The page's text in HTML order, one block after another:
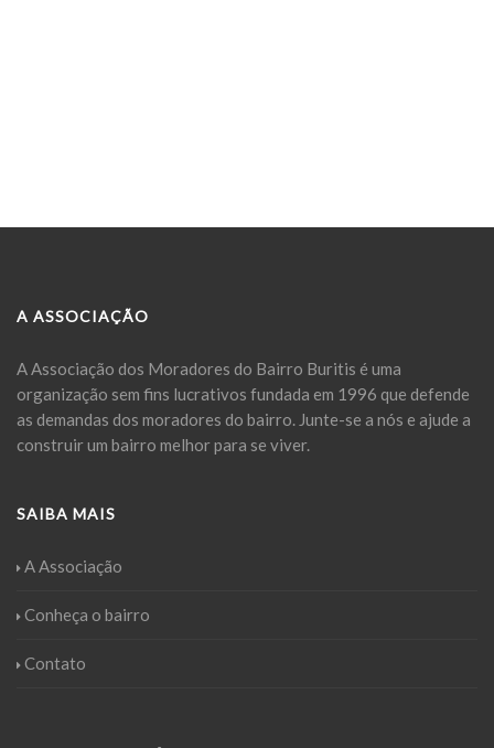
A ASSOCIAÇÃO
A Associação dos Moradores do Bairro Buritis é uma
organização sem fins lucrativos fundada em 1996 que defende
as demandas dos moradores do bairro. Junte-se a nós e ajude a
construir um bairro melhor para se viver.
SAIBA MAIS
A Associação
Conheça o bairro
Contato